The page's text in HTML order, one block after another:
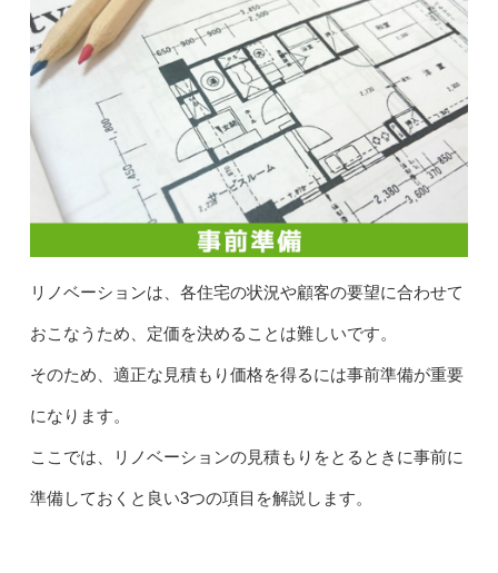
リノベーションは、各住宅の状況や顧客の要望に合わせて
おこなうため、定価を決めることは難しいです。
そのため、適正な見積もり価格を得るには事前準備が重要
になります。
ここでは、リノベーションの見積もりをとるときに事前に
準備しておくと良い3つの項目を解説します。